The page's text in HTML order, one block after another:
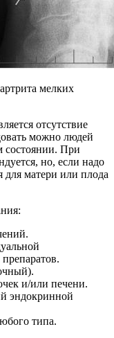
мелких
отсутствие
можно людей
состоянии. При
но, если надо
для матери или плода
и/или печени.
эндокринной
типа.